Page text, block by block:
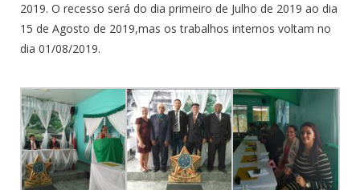
2019. O recesso será do dia primeiro de Julho de 2019 ao dia
15 de Agosto de 2019,mas os trabalhos internos voltam no
dia 01/08/2019.